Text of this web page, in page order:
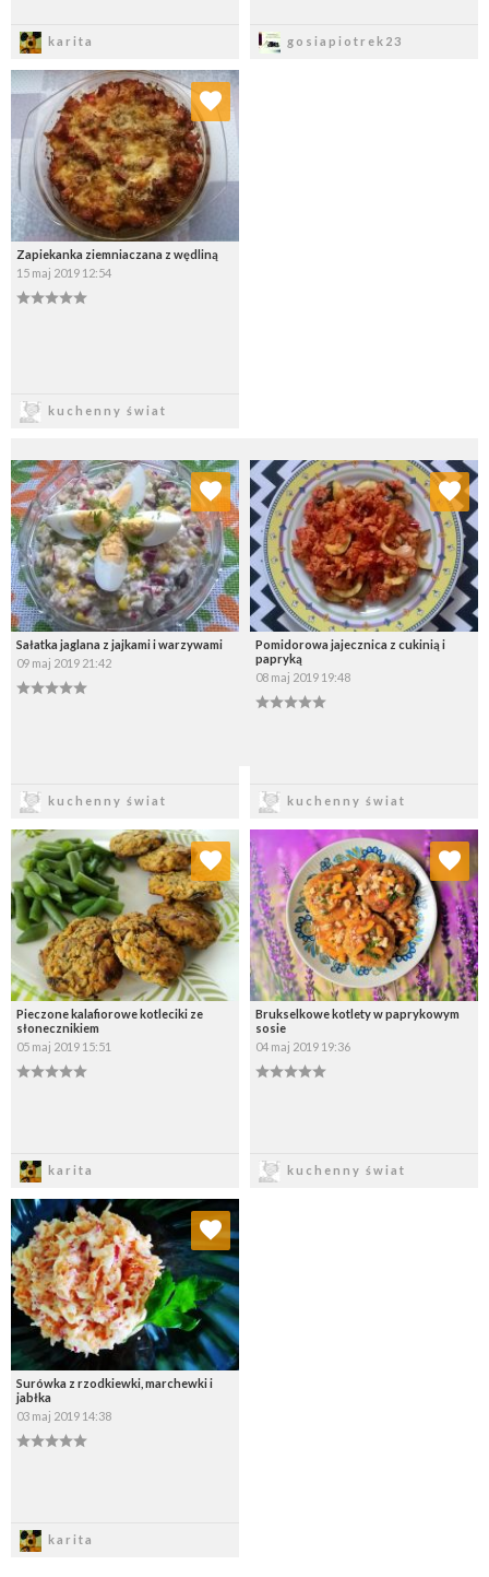
karita gosiapiotrek23
Zapiekanka ziemniaczana z wędliną
15 maj 2019 12:54
kuchenny świat
Dodaj do ulubionych
Wybierz listę:
Sałatka jaglana z jajkami i warzywami
09 maj 2019 21:42
kuchenny świat
Dodaj do ulubionych
Wybierz listę:
Pomidorowa jajecznica z cukinią i
papryką
08 maj 2019 19:48
kuchenny świat
Dodaj do ulubionych
Wybierz listę:
Pieczone kalafiorowe kotleciki ze
słonecznikiem
05 maj 2019 15:51
karita
Dodaj do ulubionych
Wybierz listę:
Brukselkowe kotlety w paprykowym
sosie
04 maj 2019 19:36
kuchenny świat
Dodaj do ulubionych
Wybierz listę:
Surówka z rzodkiewki, marchewki i
jabłka
03 maj 2019 14:38
karita
Dodaj do ulubionych
Wybierz listę: